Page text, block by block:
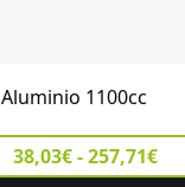
1100cc
38,03€ - 257,71€